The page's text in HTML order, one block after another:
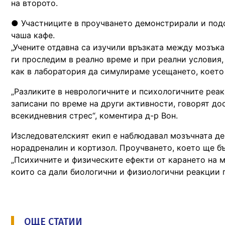
на второто.
● Участниците в проучването демонстрирали и
чаша кафе.
„Учените отдавна са изучили връзката между
ги проследим в реално време и при реални
как в лаборатория да симулираме усещането,
„Разликите в неврологичните и психологичните
записани по време на други активности, говорят
всекидневния стрес“, коментира д-р Вон.
Изследователският екип е наблюдавал мозъчната
норадреналин и кортизол. Проучването, което ще
„Психичните и физическите ефекти от карането
които са дали биологични и физиологични реакции
ОЩЕ СТАТИИ